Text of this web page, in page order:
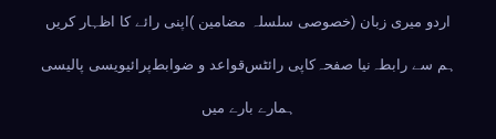
اپنی رائے کا اظہار کریں اردو میری زبان (خصوصی سلسلہ مضامین )
پرائیویسی پالیسیقواعد و ضوابطکاپی رائٹسنیا صفحہ ہم سے رابطہ
ہمارے بارے میں